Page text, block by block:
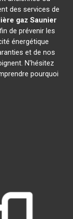
des services de
gaz Saunier
de prévenir les
énergétique
et de nos
N'hésitez
pourquoi